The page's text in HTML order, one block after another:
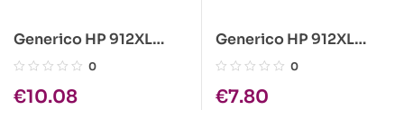
Generico HP 912XL
Preto Cartucho de Tinta
(Chip reforzado contra
0
€10.08
Generico HP 912XL
Amarelo Cartucho de
3YL81AE/3YL77AE
0
€7.80